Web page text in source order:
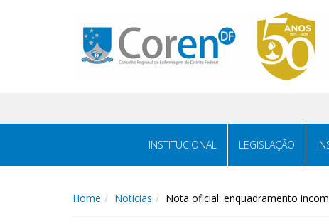
INSTITUCIONAL LEGISLAÇÃO
Home Noticias Nota oficial: enquadramento